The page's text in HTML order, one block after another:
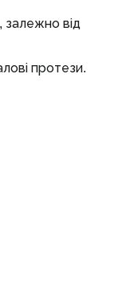
залежно від
протези.